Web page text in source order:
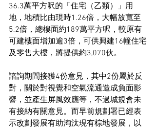
36.3萬平方呎的「住宅（乙類）」用
地，地積比由現時1.26倍，大幅放寬至
5.2倍，總樓面約189萬平方呎，較原有
可建樓面增加逾3倍，可供興建16幢住宅
及零售大樓，將提供約3,070伙。
諮詢期間接獲4份意見，其中2份屬於反
對，關於對視覺和空氣流通造成負面影
響，並產生屏風效應等，不過城規會未
有接納有關意見。而早前規劃署已經表
示改劃發展有助淘汰現有棕地發展，以